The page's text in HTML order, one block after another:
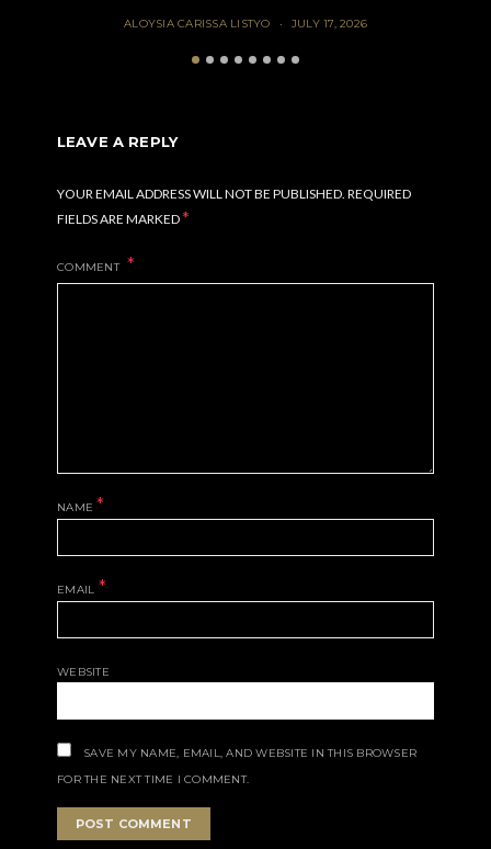
ALOYSIA CARISSA LISTYO JULY 17, 2026
LEAVE A REPLY
YOUR EMAIL ADDRESS WILL NOT BE PUBLISHED. REQUIRED
FIELDS ARE MARKED*
COMMENT
NAME *
EMAIL *
WEBSITE
SAVE MY NAME, EMAIL, AND WEBSITE IN THIS BROWSER
FOR THE NEXT TIME I COMMENT.